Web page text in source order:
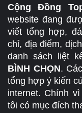
Cộng Đồng
website đang
viết tổng hợp,
chỉ, địa điểm,
danh sách liệt
BÌNH CHỌN.
tổng hợp ý kiến
internet. Chính
tôi có mục đích